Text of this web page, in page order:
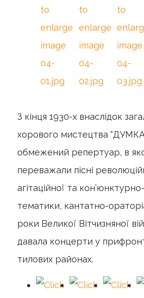
З кінця 1930-х внаслідок
хорового мистецтва
обмежений репертуар, в
переважали пісні
агітаційної та
тематики, кантатно-
роки Великої Вітчизняної
давала концерти у
тилових районах.